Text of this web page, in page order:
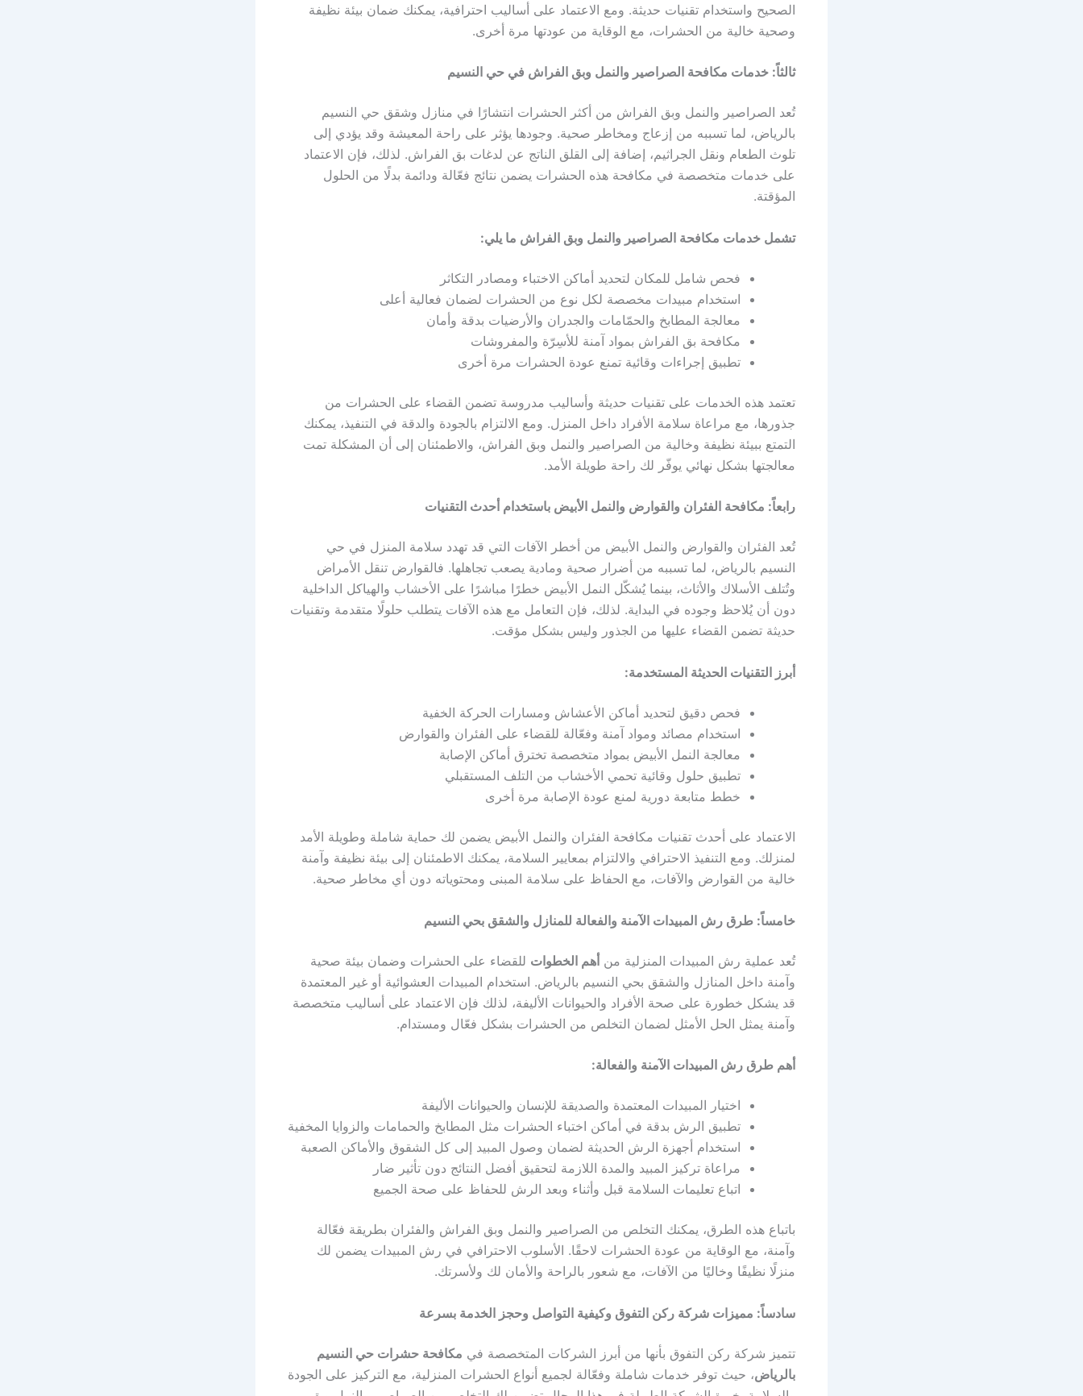
الصحيح واستخدام تقنيات حديثة. ومع الاعتماد على أساليب احترافية، يمكنك ضمان بيئة نظيفة
وصحية خالية من الحشرات، مع الوقاية من عودتها مرة أخرى.
ثالثاً: خدمات مكافحة الصراصير والنمل وبق الفراش في حي النسيم
تُعد الصراصير والنمل وبق الفراش من أكثر الحشرات انتشارًا في منازل وشقق حي النسيم
بالرياض، لما تسببه من إزعاج ومخاطر صحية. وجودها يؤثر على راحة المعيشة وقد يؤدي إلى
تلوث الطعام ونقل الجراثيم، إضافة إلى القلق الناتج عن لدغات بق الفراش. لذلك، فإن الاعتماد
على خدمات متخصصة في مكافحة هذه الحشرات يضمن نتائج فعّالة ودائمة بدلًا من الحلول
المؤقتة.
تشمل خدمات مكافحة الصراصير والنمل وبق الفراش ما يلي:
فحص شامل للمكان لتحديد أماكن الاختباء ومصادر التكاثر
استخدام مبيدات مخصصة لكل نوع من الحشرات لضمان فعالية أعلى
معالجة المطابخ والحمّامات والجدران والأرضيات بدقة وأمان
مكافحة بق الفراش بمواد آمنة للأسِرّة والمفروشات
تطبيق إجراءات وقائية تمنع عودة الحشرات مرة أخرى
تعتمد هذه الخدمات على تقنيات حديثة وأساليب مدروسة تضمن القضاء على الحشرات من
جذورها، مع مراعاة سلامة الأفراد داخل المنزل. ومع الالتزام بالجودة والدقة في التنفيذ، يمكنك
التمتع ببيئة نظيفة وخالية من الصراصير والنمل وبق الفراش، والاطمئنان إلى أن المشكلة تمت
معالجتها بشكل نهائي يوفّر لك راحة طويلة الأمد.
رابعاً: مكافحة الفئران والقوارض والنمل الأبيض باستخدام أحدث التقنيات
تُعد الفئران والقوارض والنمل الأبيض من أخطر الآفات التي قد تهدد سلامة المنزل في حي
النسيم بالرياض، لما تسببه من أضرار صحية ومادية يصعب تجاهلها. فالقوارض تنقل الأمراض
وتُتلف الأسلاك والأثاث، بينما يُشكّل النمل الأبيض خطرًا مباشرًا على الأخشاب والهياكل الداخلية
دون أن يُلاحظ وجوده في البداية. لذلك، فإن التعامل مع هذه الآفات يتطلب حلولًا متقدمة وتقنيات
حديثة تضمن القضاء عليها من الجذور وليس بشكل مؤقت.
أبرز التقنيات الحديثة المستخدمة:
فحص دقيق لتحديد أماكن الأعشاش ومسارات الحركة الخفية
استخدام مصائد ومواد آمنة وفعّالة للقضاء على الفئران والقوارض
معالجة النمل الأبيض بمواد متخصصة تخترق أماكن الإصابة
تطبيق حلول وقائية تحمي الأخشاب من التلف المستقبلي
خطط متابعة دورية لمنع عودة الإصابة مرة أخرى
الاعتماد على أحدث تقنيات مكافحة الفئران والنمل الأبيض يضمن لك حماية شاملة وطويلة الأمد
لمنزلك. ومع التنفيذ الاحترافي والالتزام بمعايير السلامة، يمكنك الاطمئنان إلى بيئة نظيفة وآمنة
خالية من القوارض والآفات، مع الحفاظ على سلامة المبنى ومحتوياته دون أي مخاطر صحية.
خامساً: طرق رش المبيدات الآمنة والفعالة للمنازل والشقق بحي النسيم
تُعد عملية رش المبيدات المنزلية من أهم الخطوات للقضاء على الحشرات وضمان بيئة صحية
وآمنة داخل المنازل والشقق بحي النسيم بالرياض. استخدام المبيدات العشوائية أو غير المعتمدة
قد يشكل خطورة على صحة الأفراد والحيوانات الأليفة، لذلك فإن الاعتماد على أساليب متخصصة
وآمنة يمثل الحل الأمثل لضمان التخلص من الحشرات بشكل فعّال ومستدام.
أهم طرق رش المبيدات الآمنة والفعالة:
اختيار المبيدات المعتمدة والصديقة للإنسان والحيوانات الأليفة
تطبيق الرش بدقة في أماكن اختباء الحشرات مثل المطابخ والحمامات والزوايا المخفية
استخدام أجهزة الرش الحديثة لضمان وصول المبيد إلى كل الشقوق والأماكن الصعبة
مراعاة تركيز المبيد والمدة اللازمة لتحقيق أفضل النتائج دون تأثير ضار
اتباع تعليمات السلامة قبل وأثناء وبعد الرش للحفاظ على صحة الجميع
باتباع هذه الطرق، يمكنك التخلص من الصراصير والنمل وبق الفراش والفئران بطريقة فعّالة
وآمنة، مع الوقاية من عودة الحشرات لاحقًا. الأسلوب الاحترافي في رش المبيدات يضمن لك
منزلًا نظيفًا وخاليًا من الآفات، مع شعور بالراحة والأمان لك ولأسرتك.
سادساً: مميزات شركة ركن التفوق وكيفية التواصل وحجز الخدمة بسرعة
تتميز شركة ركن التفوق بأنها من أبرز الشركات المتخصصة في مكافحة حشرات حي النسيم
بالرياض، حيث توفر خدمات شاملة وفعّالة لجميع أنواع الحشرات المنزلية، مع التركيز على الجودة